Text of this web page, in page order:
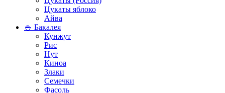
Цукаты яблоко
Айва
🍚 Бакалея
Кунжут
Рис
Нут
Киноа
Злаки
Семечки
Фасоль